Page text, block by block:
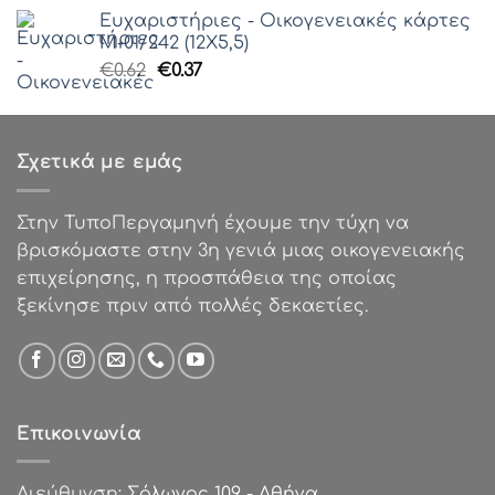
was:
€0.62.
τιμή
είναι:
Ευχαριστήριες - Οικογενειακές κάρτες
Μ-01/242 (12Χ5,5)
€0.62 Original
was:
€0.37Η
τιμή
Σχετικά με εμάς
Στην ΤυποΠεργαμηνή έχουμε την τύχη να
βρισκόμαστε στην 3η γενιά μιας οικογενειακής
επιχείρησης, η προσπάθεια της οποίας
ξεκίνησε πριν από πολλές δεκαετίες.
Επικοινωνία